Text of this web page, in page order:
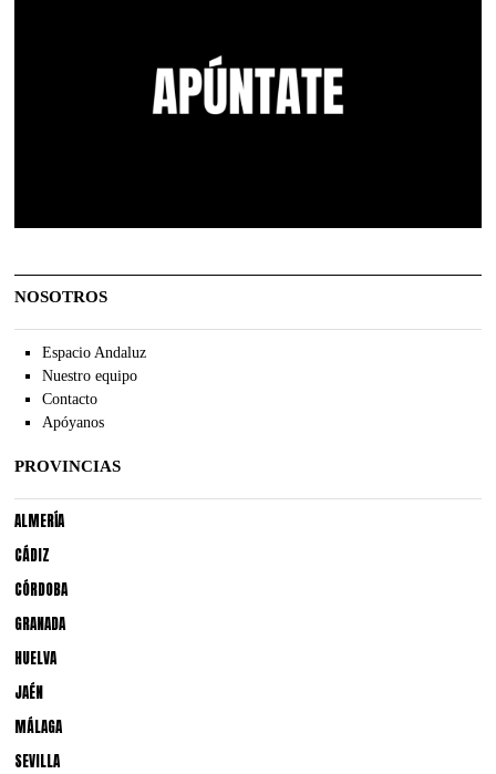
NOSOTROS
Espacio Andaluz
Nuestro equipo
Contacto
Apóyanos
PROVINCIAS
ALMERÍA
CÁDIZ
CÓRDOBA
GRANADA
HUELVA
JAÉN
MÁLAGA
SEVILLA